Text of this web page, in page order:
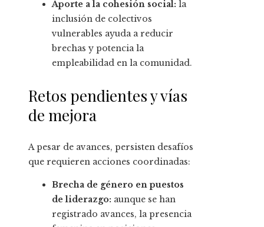
Aporte a la cohesión social: la
inclusión de colectivos
vulnerables ayuda a reducir
brechas y potencia la
empleabilidad en la comunidad.
Retos pendientes y vías
de mejora
A pesar de avances, persisten desafíos
que requieren acciones coordinadas:
Brecha de género en puestos
de liderazgo: aunque se han
registrado avances, la presencia